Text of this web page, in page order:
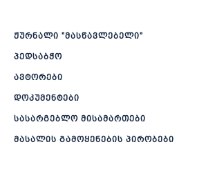
ჟურნალი ”მასწავლებელი”
პედსაბჭო
ავტორები
დოკუმენტები
სასარგებლო მისამართები
მასალის გამოყენების პირობები